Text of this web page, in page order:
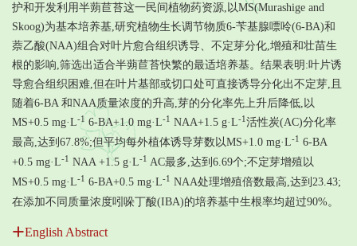
护和开发利用半蒴苣苔这一民间植物药资源,以MS(Murashige and
Skoog)为基本培养基,研究植物生长调节物质6-苄基腺嘌呤(6-BA)和
萘乙酸(NAA)组合对叶片愈合组织诱导、不定芽分化,增殖和壮苗生
根的影响,筛选出适合半蒴苣苔快繁的最适培养基。结果表明:叶片诱
导愈合组织困难,但在叶片基部或切口处可直接诱导分化出不定芽,且
随着6-BA 和NAA质量浓度的升高,芽的分化率先上升后降低,以
MS+0.5 mg·L-1 6-BA+1.0 mg·L-1 NAA+1.5 g·L-1 活性炭(AC)分化率
最高,达到67.8%;但平均每外植体诱导芽数以MS+1.0 mg·L-1
6-BA
+0.5 mg·L-1 NAA +1.5 g·L-1
AC最多,达到6.69个;不定芽增殖以
MS+0.5 mg·L-1 6-BA+0.5 mg·L-1
NAA处理增殖倍数最高,达到23.43;
在添加不同质量浓度吲哚丁酸(IBA)的培养基中生根率均超过90%。
English Abstract